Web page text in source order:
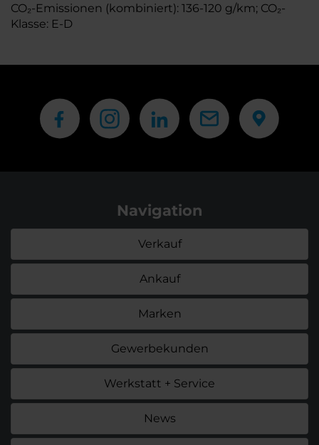
CO₂-Emissionen (kombiniert): 136-120 g/km; CO₂-
Klasse: E-D
Navigation
Verkauf
Ankauf
Marken
Gewerbekunden
Werkstatt + Service
News